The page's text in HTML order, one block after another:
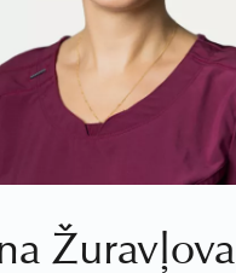
Žuravļova